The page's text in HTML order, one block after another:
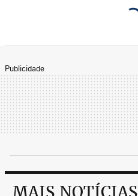
Publicidade